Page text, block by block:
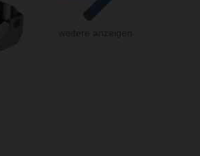
weitere anzeigen